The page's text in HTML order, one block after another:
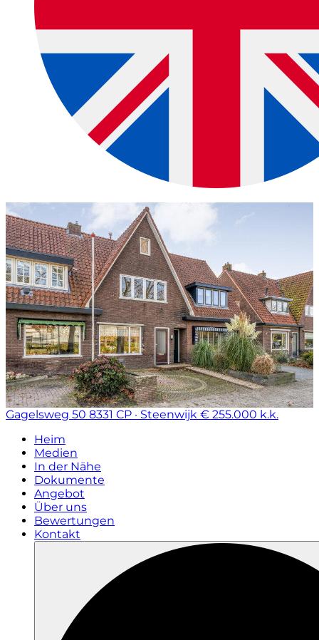
Gagelsweg 50 8331 CP · Steenwijk € 255.000 k.k.
Heim
Medien
In der Nähe
Dokumente
Angebot
Über uns
Bewertungen
Kontakt